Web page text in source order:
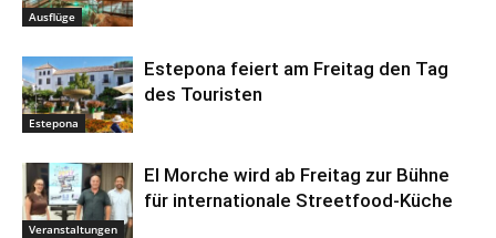
Ausflüge
Estepona
Estepona feiert am Freitag den Tag
des Touristen
Veranstaltungen
El Morche wird ab Freitag zur Bühne
für internationale Streetfood-Küche